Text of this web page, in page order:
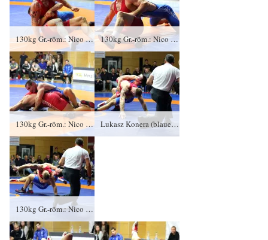
130kg Gr.-röm.: Nico Graf, KFC Leipzig gegen Lukasz Konera (blaues Trikot), RSV Rotation Greiz 0:4/TÜ/0:16/02:07 130kg Gr.-röm.: Nico Graf, KFC Leipzig gegen Lukasz Konera (blaues Trikot), RSV Rotation Greiz 0:4/TÜ/0:16/02:07
130kg Gr.-röm.: Nico Graf, KFC Leipzig gegen Lukasz Konera (blaues Trikot), RSV Rotation Greiz 0:4/TÜ/0:16/02:07 Lukasz Konera (blaues Trikot) erkämpftt gegen Nico Graf in Leipzig für seine Mannschaft vier Punkte.
130kg Gr.-röm.: Nico Graf, KFC Leipzig gegen Lukasz Konera (blaues Trikot), RSV Rotation Greiz 0:4/TÜ/0:16/02:07